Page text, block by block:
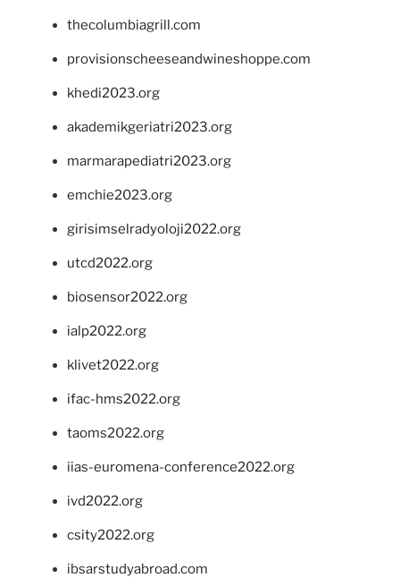
thecolumbiagrill.com
provisionscheeseandwineshoppe.com
khedi2023.org
akademikgeriatri2023.org
marmarapediatri2023.org
emchie2023.org
girisimselradyoloji2022.org
utcd2022.org
biosensor2022.org
ialp2022.org
klivet2022.org
ifac-hms2022.org
taoms2022.org
iias-euromena-conference2022.org
ivd2022.org
csity2022.org
ibsarstudyabroad.com